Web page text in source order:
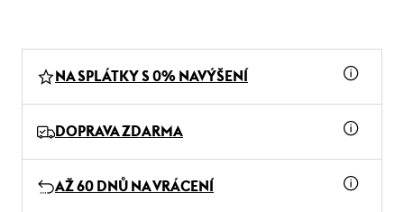
NA SPLÁTKY S 0% NAVÝŠENÍ
DOPRAVA ZDARMA
AŽ 60 DNŮ NA VRÁCENÍ